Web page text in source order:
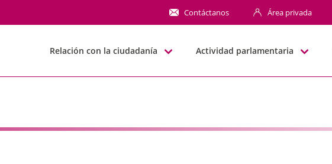
Contáctanos Área privada
Relación con la ciudadanía Actividad parlamentaria